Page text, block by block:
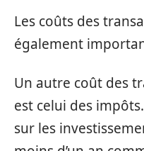
Les coûts des
également
Un autre coût des
est celui des
sur les